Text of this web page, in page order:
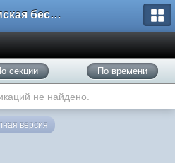
Батумская беседка
секции По времени
не найдено.
версия